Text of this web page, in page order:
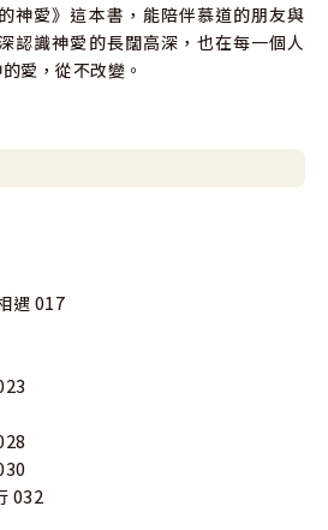
神愛》這本書，能陪伴慕道的朋友與
認識神愛的長闊高深，也在每一個人
愛，從不改變。
遇 017
032